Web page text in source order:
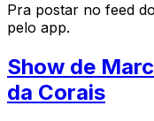
Pra postar no feed
pelo app.
Show de
da Corais